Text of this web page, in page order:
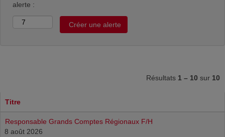
alerte :
Résultats 1 – 10 sur 10
Titre
Responsable Grands Comptes Régionaux F/H
8 août 2026